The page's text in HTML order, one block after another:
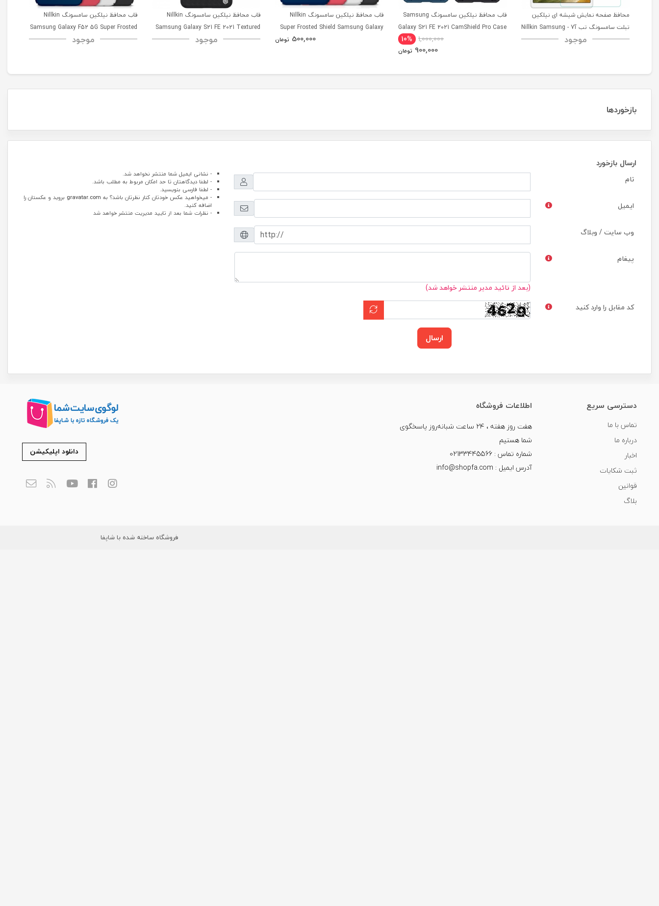
محافظ صفحه نمایش شیشه ای نیلکین
تبلت سامسونگ تب آ7 - Nillkin Samsung
Galaxy Tab A7 H+ Anti-explosion
موجود
قاب محافظ نیلکین سامسونگ Samsung
Galaxy S21 FE 2021 CamShield Pro Case
10% 1,000,000
900,000 تومان
قاب محافظ نیلکین سامسونگ Nillkin
Super Frosted Shield Samsung Galaxy
500,000 تومان
قاب محافظ نیلکین سامسونگ Nillkin
Samsung Galaxy S21 FE 2021 Textured
Case
موجود
قاب محافظ نیلکین سامسونگ Nillkin
Samsung Galaxy F52 5G Super Frosted
Shield
موجود
بازخوردها
ارسال بازخورد
نام
ایمیل
وب سایت / وبلاگ
پیغام
(بعد از تائید مدیر منتشر خواهد شد)
کد مقابل را وارد کنید
ارسال
- نشانی ایمیل شما منتشر نخواهد شد.
- لطفا دیدگاهتان تا حد امکان مربوط به مطلب باشد.
- لطفا فارسی بنویسید.
- میخواهید عکس خودتان کنار نظرتان باشد؟ به gravatar.com بروید و عکستان را
اضافه کنید.
- نظرات شما بعد از تایید مدیریت منتشر خواهد شد
دسترسی سریع
تماس با ما
درباره ما
اخبار
ثبت شکایات
قوانین
بلاگ
اطلاعات فروشگاه
هفت روز هفته ، ۲۴ ساعت شبانه‌روز پاسخگوی
شما هستیم
شماره تماس : 02133445566
آدرس ایمیل : info@shopfa.com
دانلود اپلیکیشن
فروشگاه ساخته شده با شاپفا